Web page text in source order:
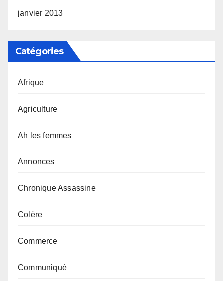
janvier 2013
Catégories
Afrique
Agriculture
Ah les femmes
Annonces
Chronique Assassine
Colère
Commerce
Communiqué